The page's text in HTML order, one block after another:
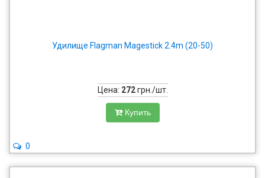
Удилище Flagman Magestick 2.4m (20-50)
Цена: 272грн./шт.
Купить
0